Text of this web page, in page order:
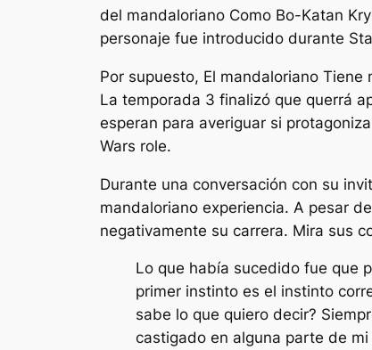
del mandaloriano Como Bo-Katan
personaje fue introducido durante
Por supuesto, El mandaloriano Tiene
La temporada 3 finalizó que querrá
esperan para averiguar si
Wars role.
Durante una conversación con su
mandaloriano experiencia. A pesar
negativamente su carrera. Mira sus
Lo que había sucedido fue que
primer instinto es el instinto
sabe lo que quiero decir?
castigado en alguna parte de